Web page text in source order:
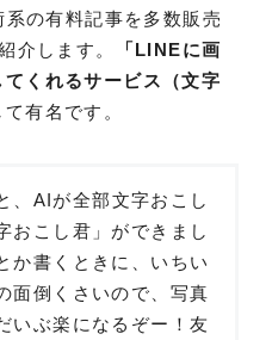
の有料記事を多数販売
介します。
「LINEに画
くれるサービス（文字
有名です。
、AIが全部文字おこし
おこし君」ができまし
か書くときに、いちい
面倒くさいので、写真
いぶ楽になるぞー！友